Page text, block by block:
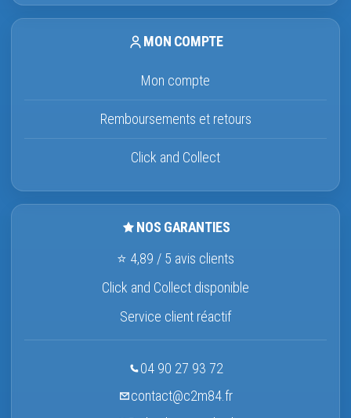
MON COMPTE
Mon compte
Remboursements et retours
Click and Collect
NOS GARANTIES
⭐ 4,89 / 5 avis clients
Click and Collect disponible
Service client réactif
04 90 27 93 72
contact@c2m84.fr